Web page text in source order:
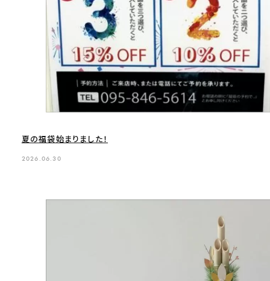
夏の福袋始まりました！
2026.06.30